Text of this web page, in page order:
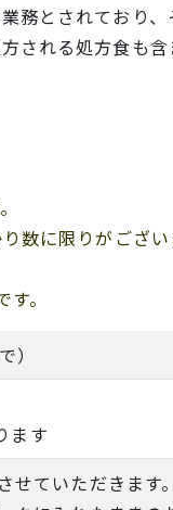
とされており、
れる処方食も含
数に限りがござ
。
ます
ていただきます